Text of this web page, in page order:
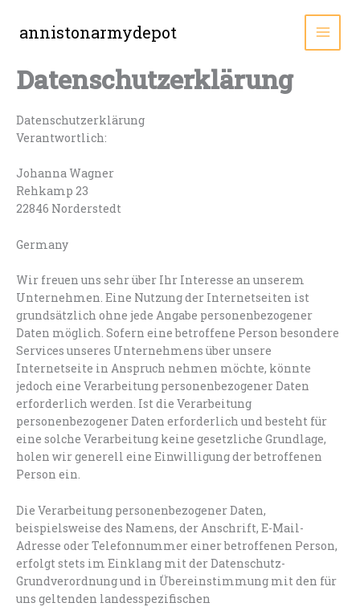
springen
annistonarmydepot
Datenschutzerklärung
Datenschutzerklärung
Verantwortlich:
Johanna Wagner
Rehkamp 23
22846 Norderstedt
Germany
Wir freuen uns sehr über Ihr Interesse an unserem
Unternehmen. Eine Nutzung der Internetseiten ist
grundsätzlich ohne jede Angabe personenbezogener
Daten möglich. Sofern eine betroffene Person besondere
Services unseres Unternehmens über unsere
Internetseite in Anspruch nehmen möchte, könnte
jedoch eine Verarbeitung personenbezogener Daten
erforderlich werden. Ist die Verarbeitung
personenbezogener Daten erforderlich und besteht für
eine solche Verarbeitung keine gesetzliche Grundlage,
holen wir generell eine Einwilligung der betroffenen
Person ein.
Die Verarbeitung personenbezogener Daten,
beispielsweise des Namens, der Anschrift, E-Mail-
Adresse oder Telefonnummer einer betroffenen Person,
erfolgt stets im Einklang mit der Datenschutz-
Grundverordnung und in Übereinstimmung mit den für
uns geltenden landesspezifischen